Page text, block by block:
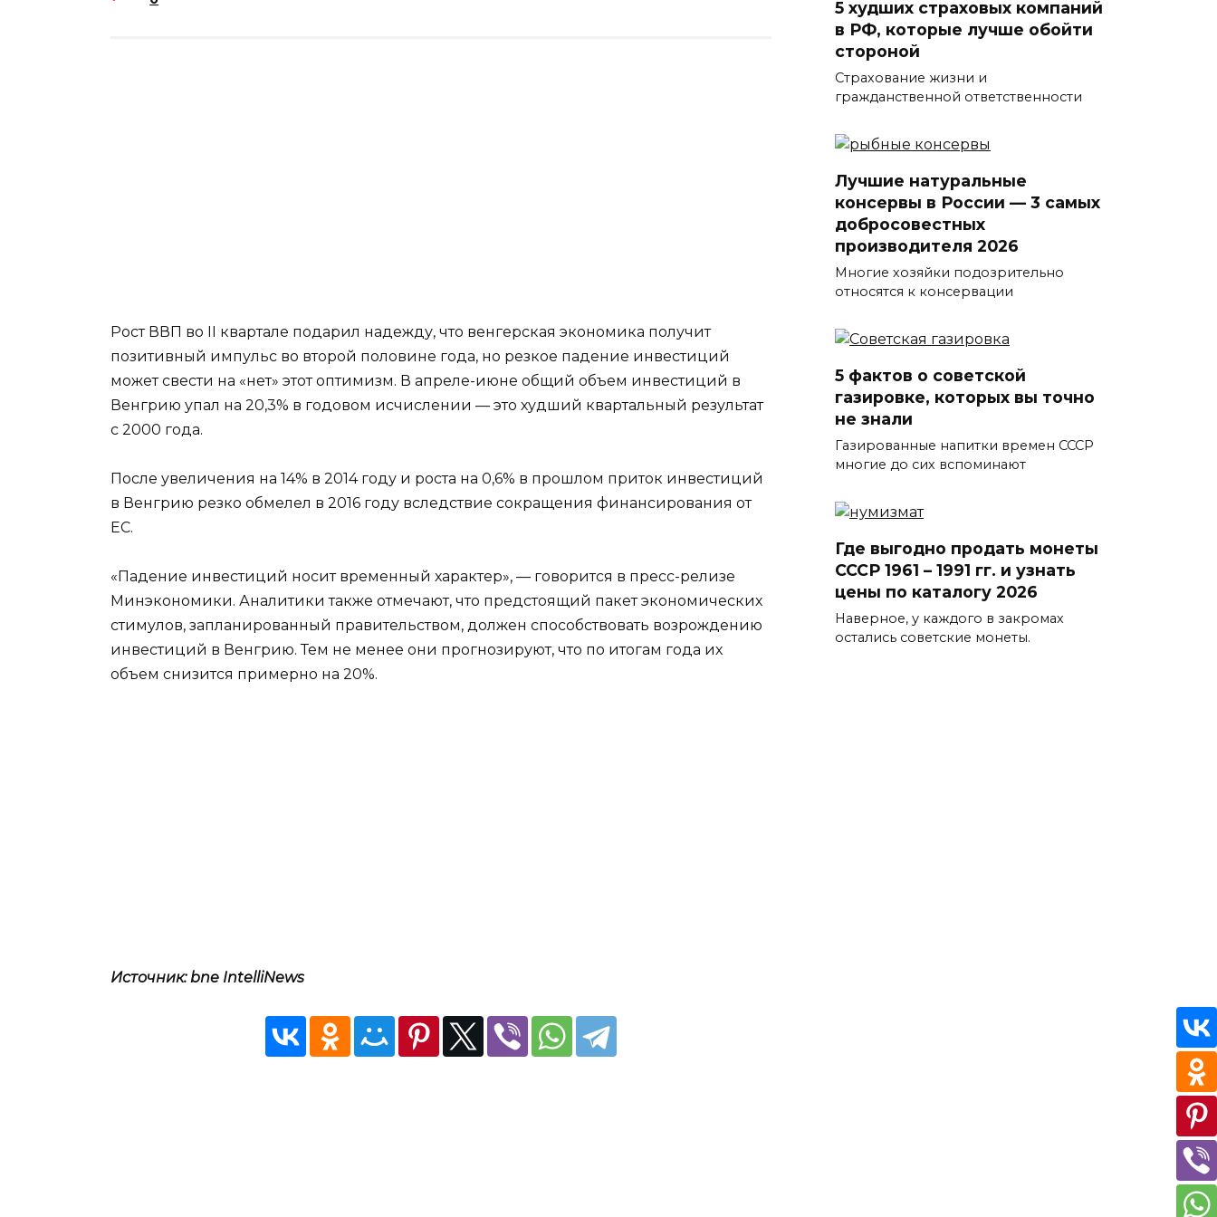
Рост ВВП во ІІ квартале подарил надежду, что венгерская экономика получит
позитивный импульс во второй половине года, но резкое падение инвестиций
может свести на «нет» этот оптимизм. В апреле-июне общий объем инвестиций в
Венгрию упал на 20,3% в годовом исчислении — это худший квартальный результат
с 2000 года.
После увеличения на 14% в 2014 году и роста на 0,6% в прошлом приток инвестиций
в Венгрию резко обмелел в 2016 году вследствие сокращения финансирования от
ЕС.
«Падение инвестиций носит временный характер», — говорится в пресс-релизе
Минэкономики. Аналитики также отмечают, что предстоящий пакет экономических
стимулов, запланированный правительством, должен способствовать возрождению
инвестиций в Венгрию. Тем не менее они прогнозируют, что по итогам года их
объем снизится примерно на 20%.
Источник: bne IntelliNews
5 худших страховых компаний
в РФ, которые лучше обойти
стороной
Страхование жизни и
гражданственной ответственности
Лучшие натуральные
консервы в России — 3 самых
добросовестных
производителя 2026
Многие хозяйки подозрительно
относятся к консервации
5 фактов о советской
газировке, которых вы точно
не знали
Газированные напитки времен СССР
многие до сих вспоминают
Где выгодно продать монеты
СССР 1961 – 1991 гг. и узнать
цены по каталогу 2026
Наверное, у каждого в закромах
остались советские монеты.